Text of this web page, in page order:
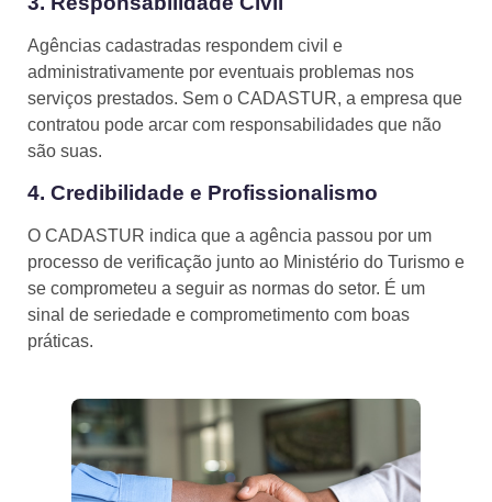
Agências cadastradas respondem civil e
administrativamente por eventuais problemas nos
serviços prestados. Sem o CADASTUR, a empresa que
contratou pode arcar com responsabilidades que não
são suas.
4. Credibilidade e Profissionalismo
O CADASTUR indica que a agência passou por um
processo de verificação junto ao Ministério do Turismo e
se comprometeu a seguir as normas do setor. É um
sinal de seriedade e comprometimento com boas
práticas.